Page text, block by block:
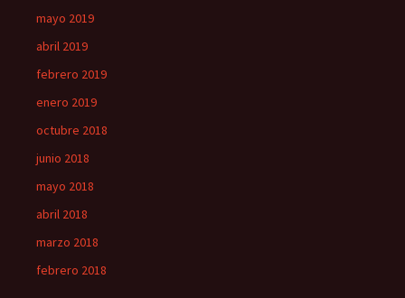
mayo 2019
abril 2019
febrero 2019
enero 2019
octubre 2018
junio 2018
mayo 2018
abril 2018
marzo 2018
febrero 2018